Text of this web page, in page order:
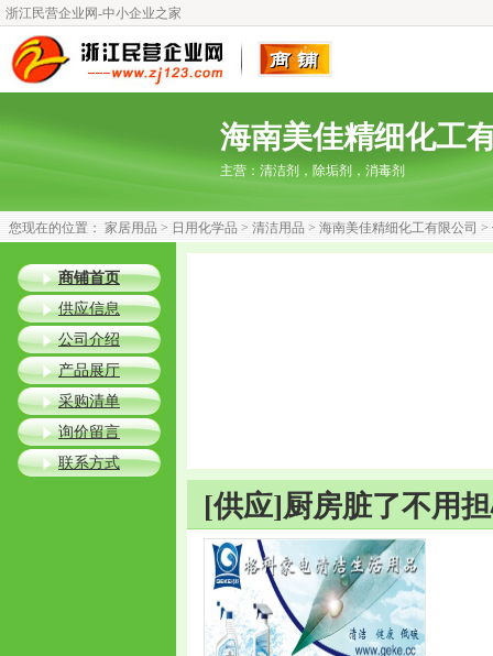
浙江民营企业网-中小企业之家
海南美佳精细化工
主营： 清洁剂，除垢剂，消毒剂
您现在的位置： 家居用品 > 日用化学品 > 清洁用品 > 海南美佳精细化工有限公司 >
[供应]厨房脏了不用
商铺首页
供应信息
公司介绍
产品展厅
采购清单
询价留言
联系方式